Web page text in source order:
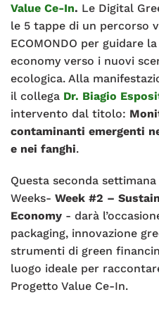
Value Ce-In. Le Digital
le 5 tappe di un percorso
ECOMONDO per guidare
economy verso i nuovi
ecologica. Alla
il collega Dr. Biagio
intervento dal titolo:
contaminanti emergenti
e nei fanghi.
Questa seconda
Weeks- Week #2 –
Economy - darà
packaging, innovazione
strumenti di green
luogo ideale per
Progetto Value Ce-In.